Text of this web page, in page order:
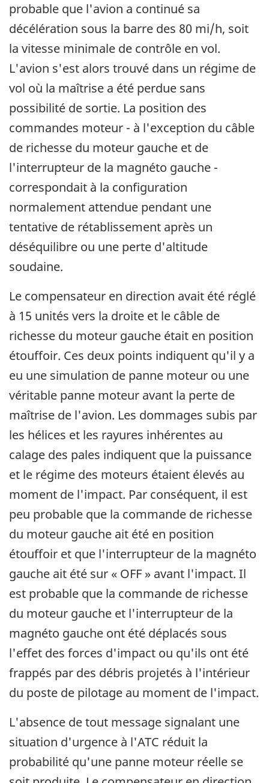
probable que l'avion a continué sa
décélération sous la barre des 80 mi/h, soit
la vitesse minimale de contrôle en vol.
L'avion s'est alors trouvé dans un régime de
vol où la maîtrise a été perdue sans
possibilité de sortie. La position des
commandes moteur - à l'exception du câble
de richesse du moteur gauche et de
l'interrupteur de la magnéto gauche -
correspondait à la configuration
normalement attendue pendant une
tentative de rétablissement après un
déséquilibre ou une perte d'altitude
soudaine.
Le compensateur en direction avait été réglé
à 15 unités vers la droite et le câble de
richesse du moteur gauche était en position
étouffoir. Ces deux points indiquent qu'il y a
eu une simulation de panne moteur ou une
véritable panne moteur avant la perte de
maîtrise de l'avion. Les dommages subis par
les hélices et les rayures inhérentes au
calage des pales indiquent que la puissance
et le régime des moteurs étaient élevés au
moment de l'impact. Par conséquent, il est
peu probable que la commande de richesse
du moteur gauche ait été en position
étouffoir et que l'interrupteur de la magnéto
gauche ait été sur « OFF » avant l'impact. Il
est probable que la commande de richesse
du moteur gauche et l'interrupteur de la
magnéto gauche ont été déplacés sous
l'effet des forces d'impact ou qu'ils ont été
frappés par des débris projetés à l'intérieur
du poste de pilotage au moment de l'impact.
L'absence de tout message signalant une
situation d'urgence à l'ATC réduit la
probabilité qu'une panne moteur réelle se